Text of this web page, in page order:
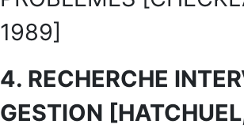
1989]
4. RECHERCHE
GESTION